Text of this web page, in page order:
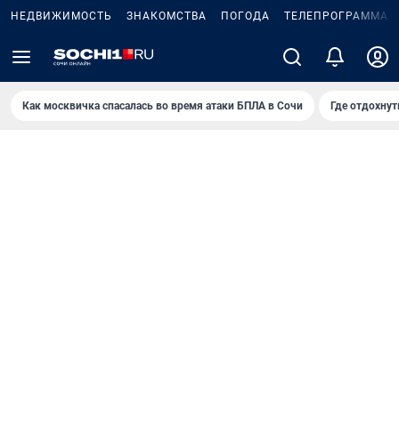
НЕДВИЖИМОСТЬ ЗНАКОМСТВА ПОГОДА ТЕЛЕПРОГРАММА
Как москвичка спасалась во время атаки БПЛА в Сочи Где